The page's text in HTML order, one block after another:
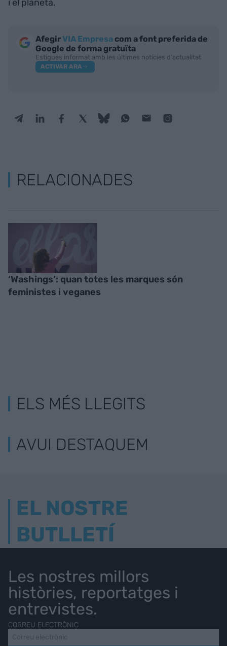
i el planeta.
AfegirVIA Empresa com a font preferida de
Google de forma gratuïta
Estigues informat amb les últimes notícies d'actualitat
ACTIVAR ARA
RELACIONADES
‘Washings’: quan totes les marques són
feministes i veganes
ELS MÉS LLEGITS
AVUI DESTAQUEM
EL NOSTRE
BUTLLETÍ
Les nostres millors
històries, reportatges i
entrevistes.
CORREU ELECTRÒNIC